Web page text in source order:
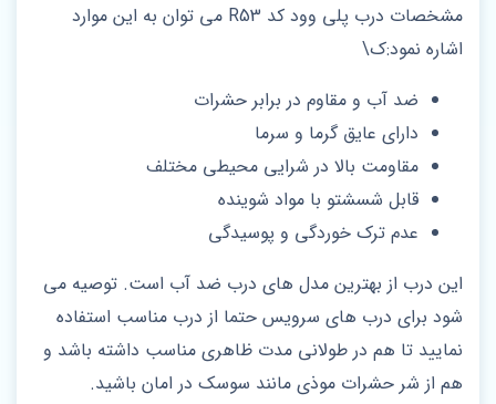
مشخصات درب پلی وود کد R53 می توان به این موارد
اشاره نمود:ک\
ضد آب و مقاوم در برابر حشرات
دارای عایق گرما و سرما
مقاومت بالا در شرایی محیطی مختلف
قابل شسشتو با مواد شوینده
عدم ترک خوردگی و پوسیدگی
این درب از بهترین مدل های درب ضد آب است. توصیه می
شود برای درب های سرویس حتما از درب مناسب استفاده
نمایید تا هم در طولانی مدت ظاهری مناسب داشته باشد و
هم از شر حشرات موذی مانند سوسک در امان باشید.